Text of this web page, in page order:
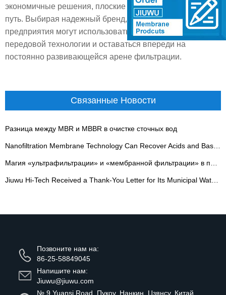
экономичные решения, плоские мембранные модули-это
путь. Выбирая надежный бренд, такой как Jiuwu,
предприятия могут использовать преимущества этой
передовой технологии и оставаться впереди на
постоянно развивающейся арене фильтрации.
Связанные Новости
Разница между MBR и MBBR в очистке сточных вод
Позвоните нам на:
86-25-58849045
Напишите нам:
Jiuwu@jiuwu.com
№ 9 Yuansi Road, Пукоу, Нанкин, Цзянсу, Китай